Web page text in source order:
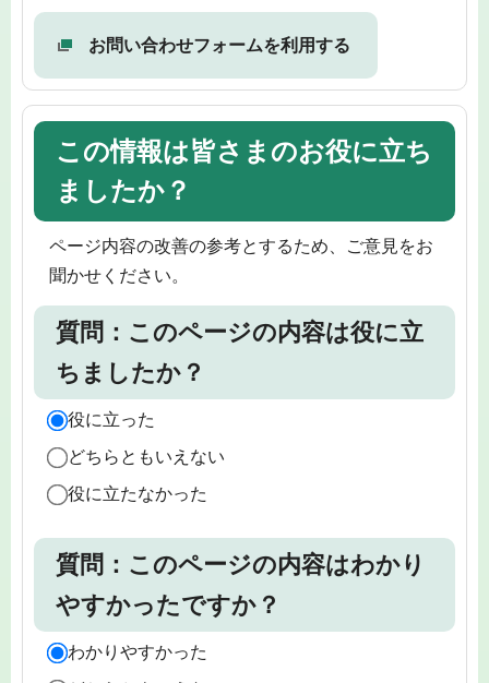
お問い合わせフォームを利用する
この情報は皆さまのお役に立ち
ましたか？
ページ内容の改善の参考とするため、ご意見をお
聞かせください。
質問：このページの内容は役に立
ちましたか？
役に立った
どちらともいえない
役に立たなかった
質問：このページの内容はわかり
やすかったですか？
わかりやすかった